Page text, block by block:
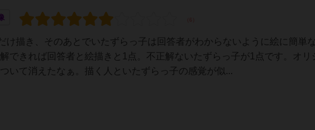
け描き、そのあとでいたずらっ子は回答者がわからないように絵に簡単
できれば回答者と絵描きと1点。不正解ないたずらっ子が1点です。オリ
いて消えたなぁ。描く人といたずらっ子の感覚が似...